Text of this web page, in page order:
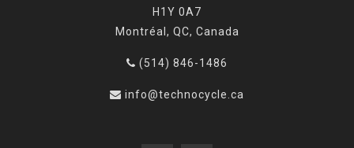
H1Y 0A7
Montréal, QC, Canada
(514) 846-1486
info@technocycle.ca